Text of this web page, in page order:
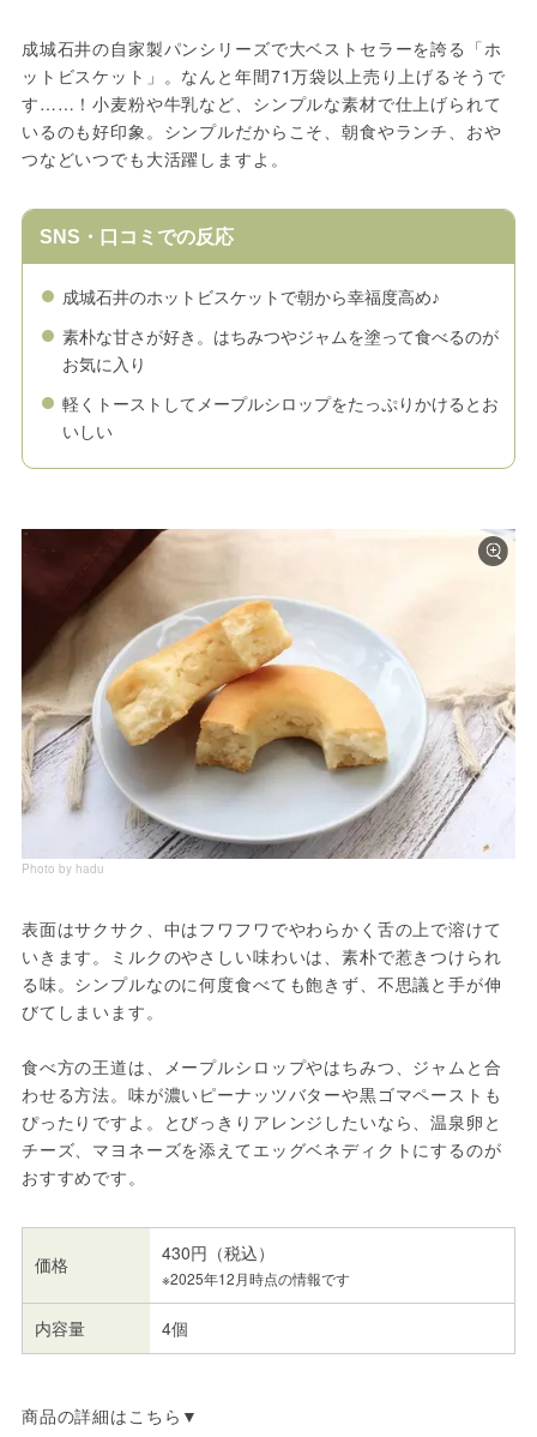
成城石井の自家製パンシリーズで大ベストセラーを誇る「ホ
ットビスケット」。なんと年間71万袋以上売り上げるそうで
す……！小麦粉や牛乳など、シンプルな素材で仕上げられて
いるのも好印象。シンプルだからこそ、朝食やランチ、おや
つなどいつでも大活躍しますよ。
SNS・口コミでの反応
成城石井のホットビスケットで朝から幸福度高め♪
素朴な甘さが好き。はちみつやジャムを塗って食べるのが
お気に入り
軽くトーストしてメープルシロップをたっぷりかけるとお
いしい
Photo by hadu
表面はサクサク、中はフワフワでやわらかく舌の上で溶けて
いきます。ミルクのやさしい味わいは、素朴で惹きつけられ
る味。シンプルなのに何度食べても飽きず、不思議と手が伸
びてしまいます。
食べ方の王道は、メープルシロップやはちみつ、ジャムと合
わせる方法。味が濃いピーナッツバターや黒ゴマペーストも
ぴったりですよ。とびっきりアレンジしたいなら、温泉卵と
チーズ、マヨネーズを添えてエッグベネディクトにするのが
おすすめです。
価格 430円（税込）
※2025年12月時点の情報です
内容量 4個
商品の詳細はこちら▼